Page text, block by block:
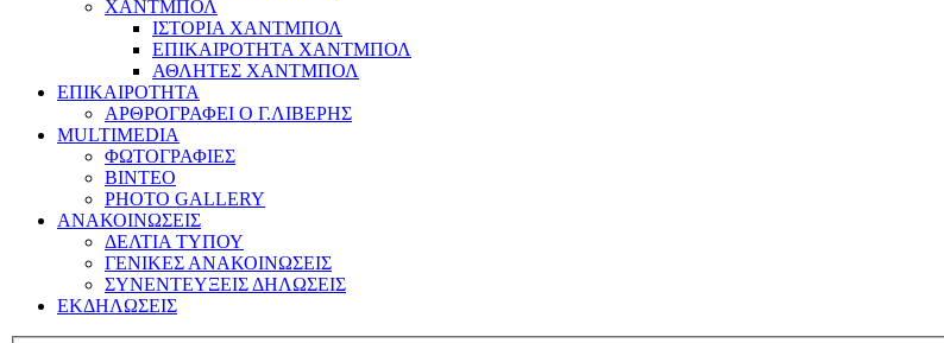
ΧΑΝΤΜΠΟΛ
ΙΣΤΟΡΙΑ ΧΑΝΤΜΠΟΛ
ΕΠΙΚΑΙΡΟΤΗΤΑ ΧΑΝΤΜΠΟΛ
ΑΘΛΗΤΕΣ ΧΑΝΤΜΠΟΛ
ΕΠΙΚΑΙΡΟΤΗΤΑ
ΑΡΘΡΟΓΡΑΦΕΙ Ο Γ.ΛΙΒΕΡΗΣ
MULTIMEDIA
ΦΩΤΟΓΡΑΦΙΕΣ
ΒΙΝΤΕΟ
PHOTO GALLERY
ΑΝΑΚΟΙΝΩΣΕΙΣ
ΔΕΛΤΙΑ ΤΥΠΟΥ
ΓΕΝΙΚΕΣ ΑΝΑΚΟΙΝΩΣΕΙΣ
ΣΥΝΕΝΤΕΥΞΕΙΣ ΔΗΛΩΣΕΙΣ
ΕΚΔΗΛΩΣΕΙΣ